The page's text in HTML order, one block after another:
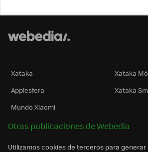
Xataka
Xataka
Applesfera
Xataka
Mundo Xiaomi
Otras publicaciones de Webedia
Utilizamos cookies de terceros para